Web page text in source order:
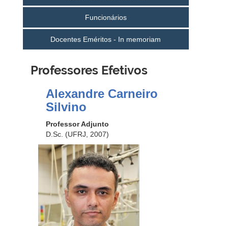
Funcionários
Docentes Eméritos - In memoriam
Professores Efetivos
Alexandre Carneiro
Silvino
Professor Adjunto
D.Sc. (UFRJ, 2007)